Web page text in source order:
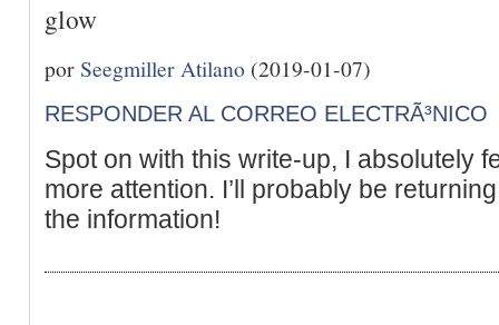
glow
porSeegmiller Atilano (2019-01-07)
RESPONDER AL CORREO ELECTRÃ³NICO
Spot on with this write-up, I absolutely
more attention. I’ll probably be
the information!